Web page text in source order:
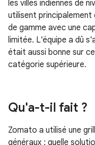
les villes indiennes de
utilisent principalement
de gamme avec une
limitée. L'équipe a dû
était aussi bonne sur
catégorie supérieure.
Qu'a-t-il fait ?
Zomato a utilisé une
généraux : quelle